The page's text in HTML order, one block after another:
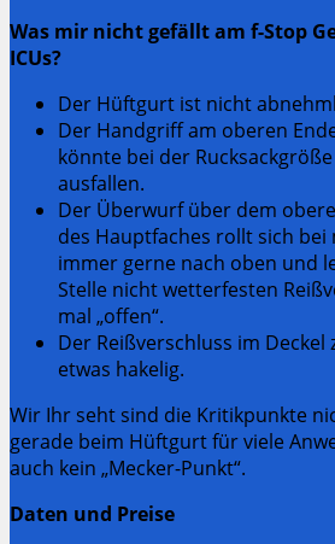
Was mir nicht gefällt am f-Stop
ICUs?
Der Hüftgurt ist nicht
Der Handgriff am oberen
könnte bei der
ausfallen.
Der Überwurf über dem
des Hauptfaches rollt sich bei
immer gerne nach oben und
Stelle nicht wetterfesten
mal „offen“.
Der Reißverschluss im Deckel
etwas hakelig.
Wir Ihr seht sind die Kritikpunkte
gerade beim Hüftgurt für viele
auch kein „Mecker-Punkt“.
Daten und Preise